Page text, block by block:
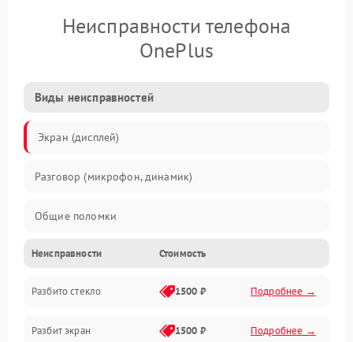
Неисправности телефона
OnePlus
Виды неисправностей
Экран (дисплей)
Разговор (микрофон, динамик)
Общие поломки
Проблемы связи
Камеры
Проблемы с дисплеем и сенсором
Неисправности Стоимость
Разбито стекло 1500 ₽ Подробнее →
Разбит экран 1500 ₽ Подробнее →